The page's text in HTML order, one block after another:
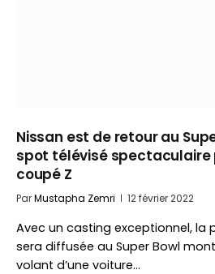
Nissan est de retour au
spot télévisé spectaculaire
coupé Z
ParMustapha Zemri 12 février 2022
Avec un casting exceptionnel, la
sera diffusée au Super Bowl
volant d’une voiture…